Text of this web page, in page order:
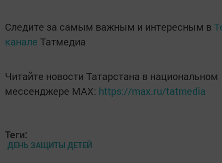
Следите за самым важным и интересным в
канале Татмедиа
Читайте новости Татарстана в национальном
мессенджере MАХ: https://max.ru/tatmedia
Теги:
ДЕНЬ ЗАЩИТЫ ДЕТЕЙ